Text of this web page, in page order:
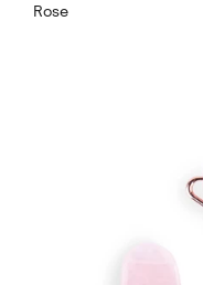
Rose